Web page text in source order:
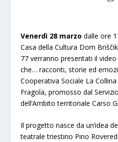
Venerdì 28 marzo dalle ore
Casa della Cultura Dom
77 verranno presentati il
che… racconti, storie ed
Cooperativa Sociale La
Fragola, promosso dal
dell’Ambito territoriale Carso
Il progetto nasce da un’idea
teatrale triestino Pino